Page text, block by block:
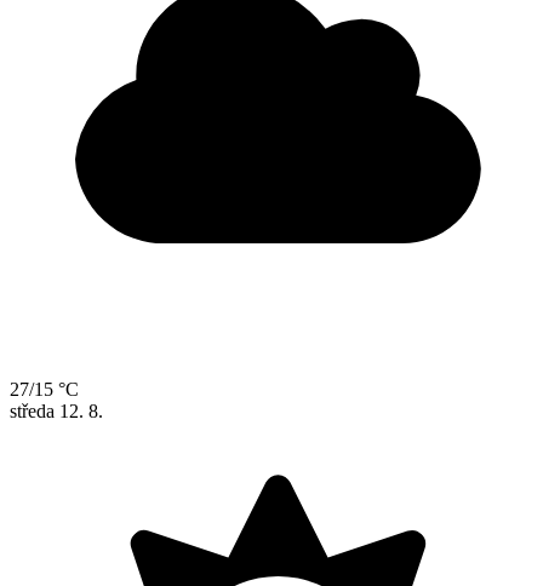
27/15 °C
středa 12. 8.